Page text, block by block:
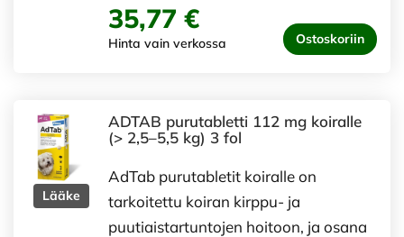
35,77 €
Hinta vain verkossa Ostoskoriin
Lääke
ADTAB purutabletti 112 mg koiralle
(> 2,5–5,5 kg) 3 fol
AdTab purutabletit koiralle on
tarkoitettu koiran kirppu- ja
puutiaistartuntojen hoitoon, ja osana